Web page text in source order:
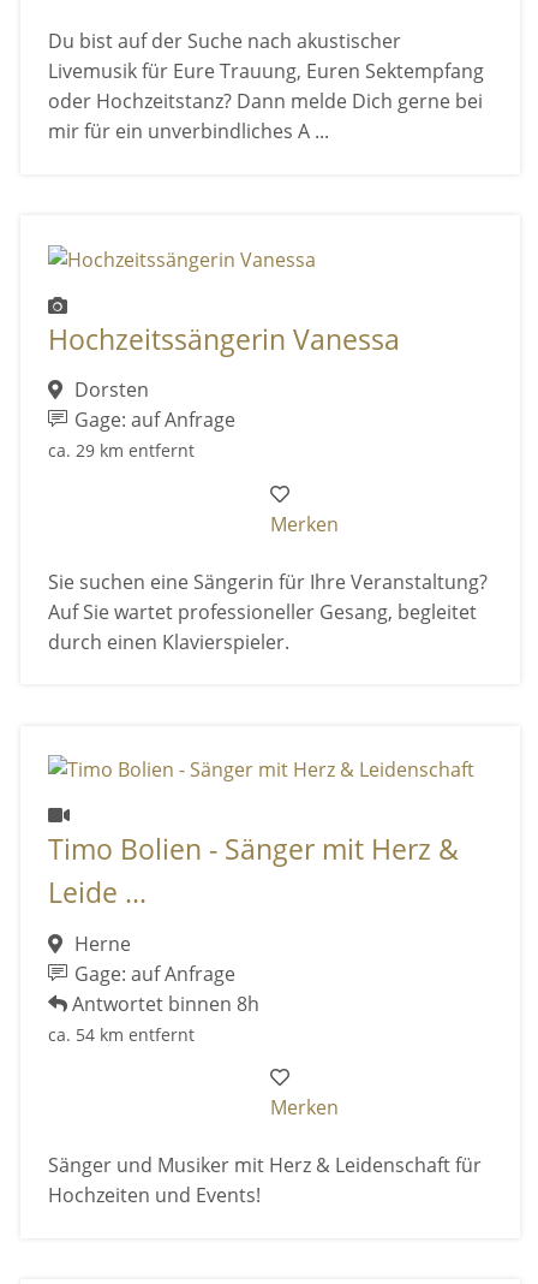
Du bist auf der Suche nach akustischer
Livemusik für Eure Trauung, Euren Sektempfang
oder Hochzeitstanz? Dann melde Dich gerne bei
mir für ein unverbindliches A ...
Hochzeitssängerin Vanessa
Dorsten
Gage: auf Anfrage
ca. 29 km entfernt
Merken
Sie suchen eine Sängerin für Ihre Veranstaltung?
Auf Sie wartet professioneller Gesang, begleitet
durch einen Klavierspieler.
Timo Bolien - Sänger mit Herz &
Leide ...
Herne
Gage: auf Anfrage
Antwortet binnen 8h
ca. 54 km entfernt
Merken
Sänger und Musiker mit Herz & Leidenschaft für
Hochzeiten und Events!